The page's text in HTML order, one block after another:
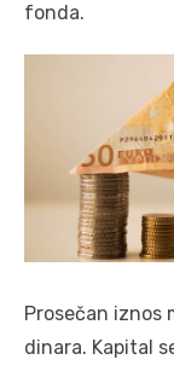
fonda.
Prosečan iznos
dinara. Kapital